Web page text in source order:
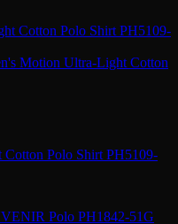
Polo Shirt PH5109-